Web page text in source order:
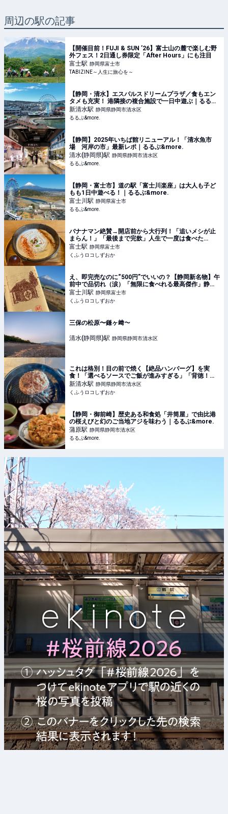
周辺の駅の記事
【開催目前！FUJI & SUN ’26】富士山の麓で楽しむ野
外フェス！2日通し券限定「After Hours」にも注目
富士駅 静岡県富士市
TABIZINE～人生に旅心を～
【静岡・清水】エスパルスドリームプラザ／食もエン
タメも充実！ 港隣接の複合施設で一日中遊ぶ｜るるぶ
&more.
新清水駅 静岡県静岡市清水区
るるぶ&more.
【静岡】2025年いちば館リニューアル！「清水魚市
場 河岸の市」最新レポ｜るるぶ&more.
清水(静岡県)駅 静岡県静岡市清水区
るるぶ&more.
【静岡・富士市】道の駅「富士川楽座」は大人も子ど
もも1日中遊べる！｜るるぶ&more.
富士川駅 静岡県富士市
るるぶ&more.
バナナマン絶賛→開店前から大行列！「追いメシが止
まらん！」「最後まで完飲」人生で一度は食べた
い“新”名物グルメ | くふうロコしずおか
富士駅 静岡県富士市
くふうロコしずおか
え、即完売なのに“500円”でいいの？【静岡新名物】午
前中で品切れ（涙）「無限に食べれる最高傑作」静岡
県に1店舗だけ！ | くふうロコしずおか
富士川駅 静岡県富士市
くふうロコしずおか
三保の松原〜鎌ヶ﨑〜
清水(静岡県)駅 静岡県静岡市清水区
これは格別！目の前で焼く【絶品ハンバーグ】を実
食！「選べるソースでご飯が進みすぎる」「背徳！ス
テーキのコンビに沼」 | くふうロコしずおか
新清水駅 静岡県静岡市清水区
くふうロコしずおか
【静岡・御前崎】歴史ある和食処「井筒屋」で由比港
の桜えびと幻のご当地アジを味わう｜るるぶ&more.
蒲原駅 静岡県静岡市清水区
るるぶ&more.